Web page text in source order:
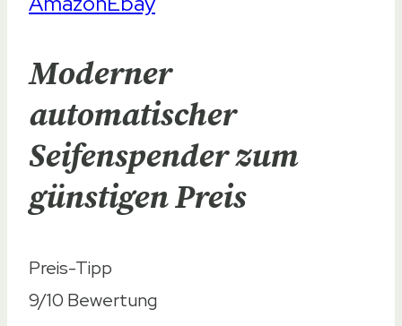
Moderner
automatischer
Seifenspender zum
günstigen Preis
Preis-Tipp
9/10 Bewertung